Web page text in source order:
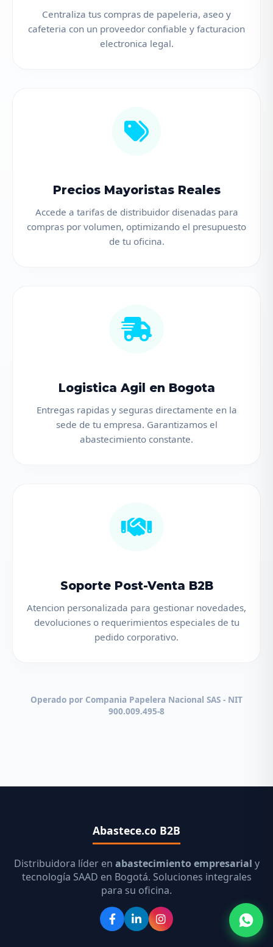
Centraliza tus compras de papeleria, aseo y
cafeteria con un proveedor confiable y facturacion
electronica legal.
Precios Mayoristas Reales
Accede a tarifas de distribuidor disenadas para
compras por volumen, optimizando el presupuesto
de tu oficina.
Logistica Agil en Bogota
Entregas rapidas y seguras directamente en la
sede de tu empresa. Garantizamos el
abastecimiento constante.
Soporte Post-Venta B2B
Atencion personalizada para gestionar novedades,
devoluciones o requerimientos especiales de tu
pedido corporativo.
Operado por Compania Papelera Nacional SAS - NIT
900.009.495-8
Abastece.co B2B
Distribuidora líder en abastecimiento empresarial y
tecnología SAAD en Bogotá. Soluciones integrales
para su oficina.